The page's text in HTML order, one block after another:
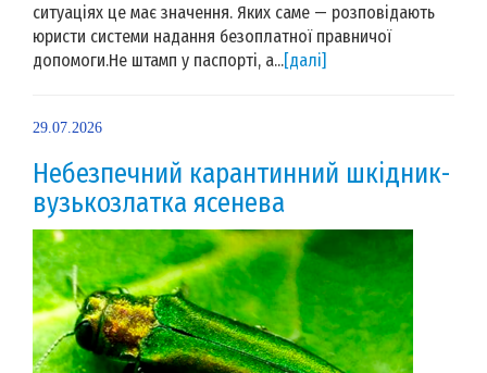
ситуаціях це має значення. Яких саме — розповідають
юристи системи надання безоплатної правничої
допомоги.Не штамп у паспорті, а...[далі]
29.07.2026
Небезпечний карантинний шкідник-
вузькозлатка ясенева